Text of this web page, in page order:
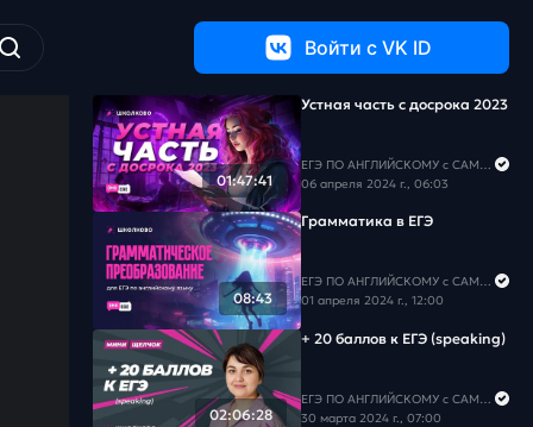
Войти c VK ID
01:47:41
Устная часть с досрока 2023
ЕГЭ ПО АНГЛИЙСКОМУ с САМИРОЙ COOLешовой
06 апреля 2024 г., 06:03
08:43
Грамматика в ЕГЭ
ЕГЭ ПО АНГЛИЙСКОМУ с САМИРОЙ COOLешовой
01 апреля 2024 г., 12:00
02:06:28
+ 20 баллов к ЕГЭ (speaking)
ЕГЭ ПО АНГЛИЙСКОМУ с САМИРОЙ COOLешовой
30 марта 2024 г., 07:00